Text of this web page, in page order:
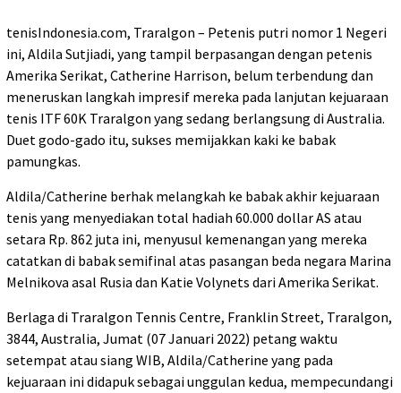
tenisIndonesia.com, Traralgon – Petenis putri nomor 1 Negeri
ini, Aldila Sutjiadi, yang tampil berpasangan dengan petenis
Amerika Serikat, Catherine Harrison, belum terbendung dan
meneruskan langkah impresif mereka pada lanjutan kejuaraan
tenis ITF 60K Traralgon yang sedang berlangsung di Australia.
Duet godo-gado itu, sukses memijakkan kaki ke babak
pamungkas.
Aldila/Catherine berhak melangkah ke babak akhir kejuaraan
tenis yang menyediakan total hadiah 60.000 dollar AS atau
setara Rp. 862 juta ini, menyusul kemenangan yang mereka
catatkan di babak semifinal atas pasangan beda negara Marina
Melnikova asal Rusia dan Katie Volynets dari Amerika Serikat.
Berlaga di Traralgon Tennis Centre, Franklin Street, Traralgon,
3844, Australia, Jumat (07 Januari 2022) petang waktu
setempat atau siang WIB, Aldila/Catherine yang pada
kejuaraan ini didapuk sebagai unggulan kedua, mempecundangi